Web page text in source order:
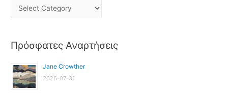
Πρόσφατες Αναρτήσεις
Jane Crowther
2026-07-31